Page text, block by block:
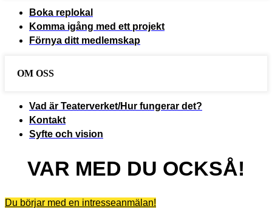
Boka replokal
Komma igång med ett projekt
Förnya ditt medlemskap
OM OSS
Vad är Teaterverket/Hur fungerar det?
Kontakt
Syfte och vision
VAR MED DU OCKSÅ!
Du börjar med en intresseanmälan!